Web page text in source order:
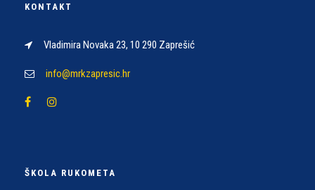
KONTAKT
Vladimira Novaka 23, 10 290 Zaprešić
info@mrkzapresic.hr
ŠKOLA RUKOMETA